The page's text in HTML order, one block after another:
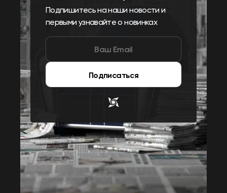
Подпишитесь на наши новости и
первыми узнавайте о новинках
Подписаться